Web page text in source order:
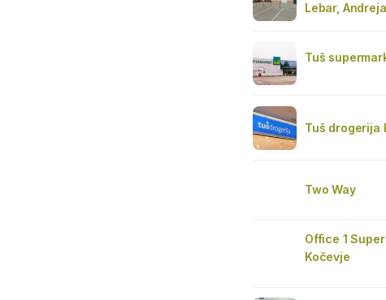
Lebar,
Tuš
Tuš drogerija
Two Way
Office 1
Kočevje